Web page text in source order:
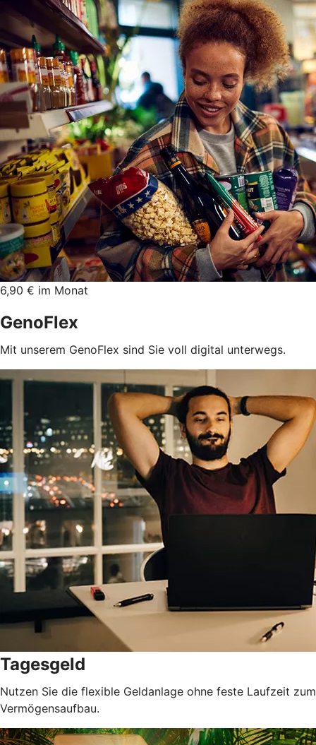
6,90 € im Monat
GenoFlex
Mit unserem GenoFlex sind Sie voll digital unterwegs.
Tagesgeld
Nutzen Sie die flexible Geldanlage ohne feste Laufzeit zum
Vermögensaufbau.